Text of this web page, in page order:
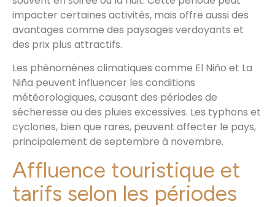
impacter certaines activités, mais offre aussi des
avantages comme des paysages verdoyants et
des prix plus attractifs.
Les phénomènes climatiques comme El Niño et La
Niña peuvent influencer les conditions
météorologiques, causant des périodes de
sécheresse ou des pluies excessives. Les typhons et
cyclones, bien que rares, peuvent affecter le pays,
principalement de septembre à novembre.
Affluence touristique et
tarifs selon les périodes